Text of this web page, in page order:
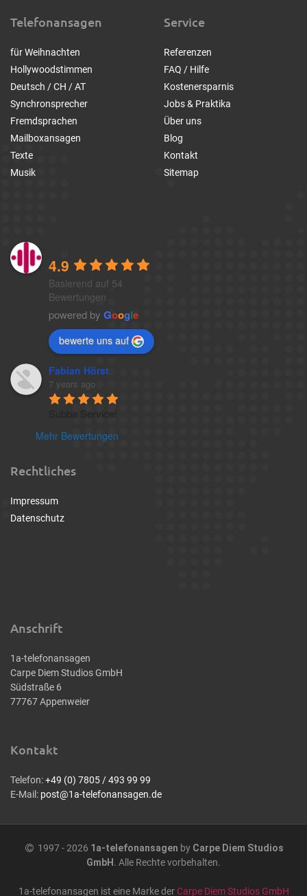
Telefonansagen
für Weihnachten
Hollywoodstimmen
Deutsch / CH / AT
Synchronsprecher
Fremdsprachen
Mailboxansagen
Texte
Musik
4.9
Basierend auf 54
Bewertungen
powered by Google
bewerte uns auf
Fabian Hörst
7 years ago
Mehr Bewertungen
Service
Referenzen
FAQ / Hilfe
Kostenersparnis
Jobs & Praktika
Über uns
Blog
Kontakt
Sitemap
Rechtliches
Impressum
Datenschutz
Anschrift
1a-telefonansagen
Carpe Diem Studios GmbH
Südstraße 6
77767 Appenweier
Kontakt
Telefon:+49 (0) 7805 / 493 99 99
E-Mail: post@1a-telefonansagen.de
1997 - 2026 1a-telefonansagen by Carpe Diem Studios
GmbH . Alle Rechte vorbehalten.
1a-telefonansagen ist eine Marke derCarpe Diem Studios GmbH